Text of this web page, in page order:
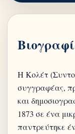
Η Κολέτ
συγγραφέας,
και
1873 σε ένα
παντρεύτηκε